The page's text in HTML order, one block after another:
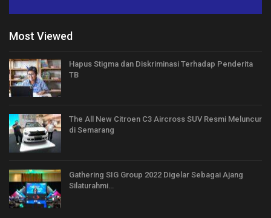
Most Viewed
Hapus Stigma dan Diskriminasi Terhadap Penderita
TB
The All New Citroen C3 Aircross SUV Resmi Meluncur
di Semarang
Gathering SIG Group 2022 Digelar Sebagai Ajang
Silaturahmi…